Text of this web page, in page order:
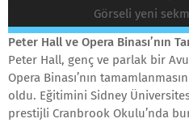
Görseli yeni
Peter Hall ve Opera Binası’nın
Peter Hall, genç ve parlak bir
Opera Binası’nın
oldu. Eğitimini Sidney
prestijli Cranbrook Okulu’nda